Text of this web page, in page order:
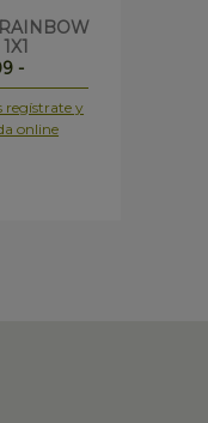
-
regístrate y
online